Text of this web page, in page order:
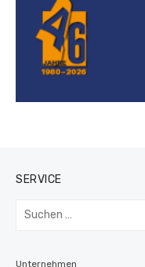
SERVICE
Suchen
Unternehmen